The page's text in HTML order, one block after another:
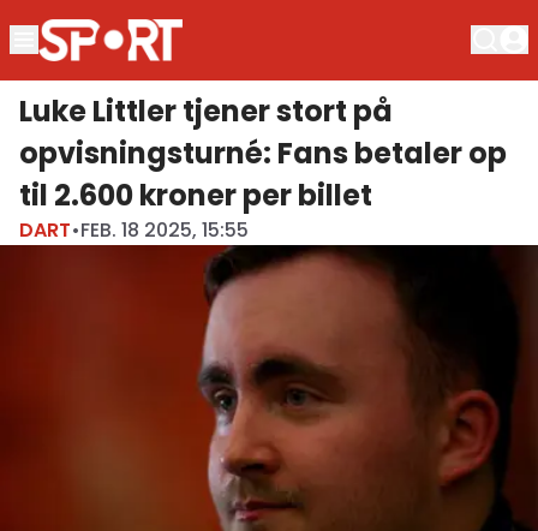
Luke Littler tjener stort på
opvisningsturné: Fans betaler op
til 2.600 kroner per billet
DART•FEB. 18 2025, 15:55